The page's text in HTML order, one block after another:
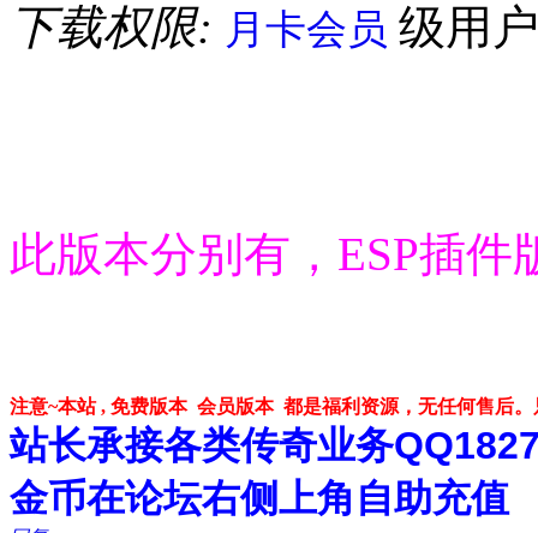
下载权限: 月卡会员 级用
此版本分别有，ESP插
注意~本站 , 免费版本 会员版本 都是福利资源，无任何售后
站长承接各类传奇业务
金币在论坛右侧上角自助充值